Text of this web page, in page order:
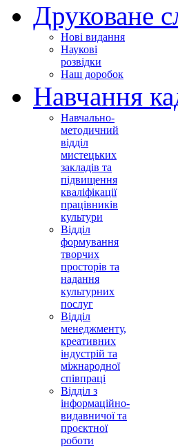
Друковане
Нові видання
Наукові
розвідки
Наш доробок
Навчання
Навчально-
методичний
відділ
мистецьких
закладів та
підвищення
кваліфікації
працівників
культури
Відділ
формування
творчих
просторів та
надання
культурних
послуг
Відділ
менеджменту,
креативних
індустрій та
міжнародної
співпраці
Відділ з
інформаційно-
видавничої та
проєктної
роботи